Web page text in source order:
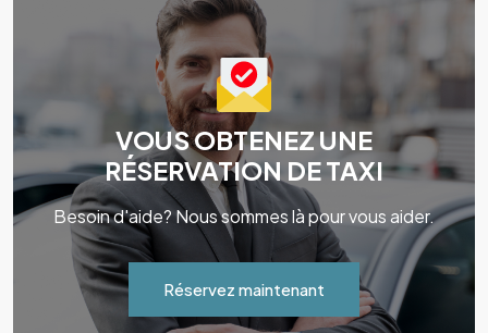
VOUS OBTENEZ UNE
RÉSERVATION DE TAXI
Besoin d'aide? Nous sommes là pour vous aider.
Réservez maintenant